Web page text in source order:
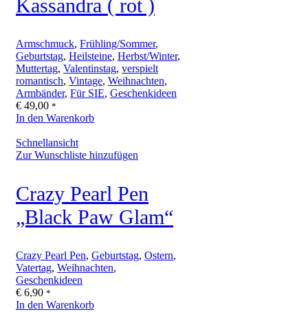
Kassandra ( rot )
Armschmuck, Frühling/Sommer,
Geburtstag, Heilsteine, Herbst/Winter,
Muttertag, Valentinstag, verspielt
romantisch, Vintage, Weihnachten,
Armbänder, Für SIE, Geschenkideen
€ 49,00 *
In den Warenkorb
Schnellansicht
Zur Wunschliste hinzufügen
Crazy Pearl Pen
„Black Paw Glam“
Crazy Pearl Pen, Geburtstag, Ostern,
Vatertag, Weihnachten,
Geschenkideen
€ 6,90 *
In den Warenkorb